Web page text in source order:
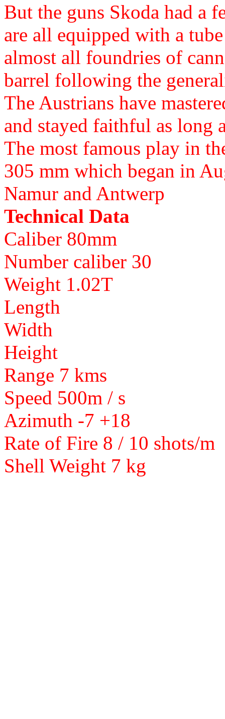
But the guns Skoda had a
are all equipped with a
almost all foundries of
barrel following the
The Austrians have
and stayed faithful as long
The most famous play in
305 mm which began in
Namur and Antwerp
Technical Data
Caliber 80mm
Number caliber 30
Weight 1.02T
Length
Width
Height
Range 7 kms
Speed 500m / s
Azimuth -7 +18
Rate of Fire 8 / 10 shots/m
Shell Weight 7 kg